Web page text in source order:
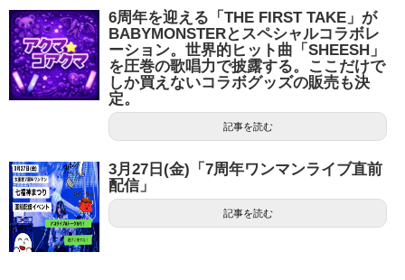
6周年を迎える「THE FIRST TAKE」が
BABYMONSTERとスペシャルコラボレ
ーション。世界的ヒット曲「SHEESH」
を圧巻の歌唱力で披露する。ここだけで
しか買えないコラボグッズの販売も決
定。
記事を読む
3月27日(金)「7周年ワンマンライブ直前
配信」
記事を読む